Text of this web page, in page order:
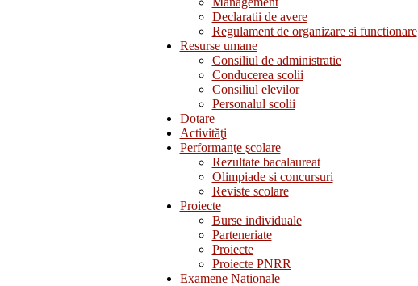
Declaratii de avere
Regulament de organizare si functionare
Resurse umane
Consiliul de administratie
Conducerea scolii
Consiliul elevilor
Personalul scolii
Dotare
Activităţi
Performanţe şcolare
Rezultate bacalaureat
Olimpiade si concursuri
Reviste scolare
Proiecte
Burse individuale
Parteneriate
Proiecte
Proiecte PNRR
Examene Nationale